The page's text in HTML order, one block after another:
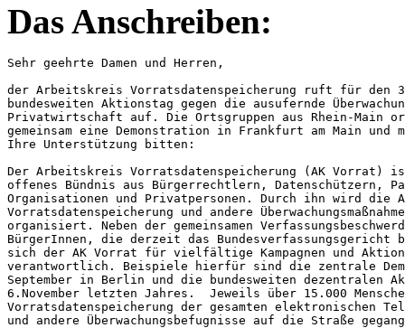
Das Anschreiben:
Sehr geehrte Damen und Herren,
der Arbeitskreis Vorratsdatenspeicherung ruft für den
bundesweiten Aktionstag gegen die ausufernde
Privatwirtschaft auf. Die Ortsgruppen aus Rhein-Main
gemeinsam eine Demonstration in Frankfurt am Main und
Ihre Unterstützung bitten:
Der Arbeitskreis Vorratsdatenspeicherung (AK Vorrat)
offenes Bündnis aus Bürgerrechtlern, Datenschützern,
Organisationen und Privatpersonen. Durch ihn wird die
Vorratsdatenspeicherung und andere
organisiert. Neben der gemeinsamen
BürgerInnen, die derzeit das
sich der AK Vorrat für vielfältige Kampagnen und
verantwortlich. Beispiele hierfür sind die zentrale
September in Berlin und die bundesweiten dezentralen
6.November letzten Jahres.  Jeweils über 15.000
Vorratsdatenspeicherung der gesamten elektronischen
und andere Überwachungsbefugnisse auf die Straße